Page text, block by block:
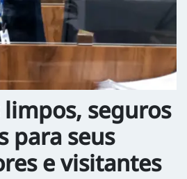
seguros
para seus
e visitantes